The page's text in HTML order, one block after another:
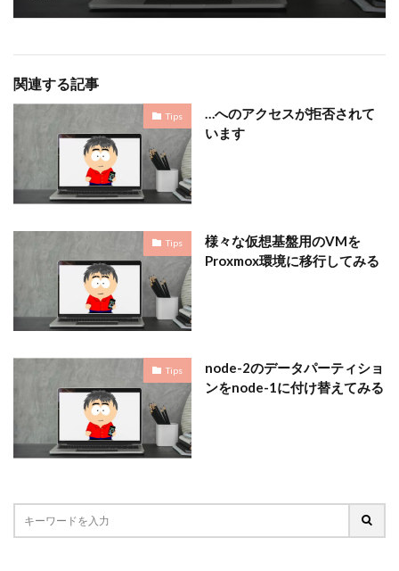
関連する記事
Tips
…へのアクセスが拒否されて
います
Tips
様々な仮想基盤用のVMを
Proxmox環境に移行してみる
Tips
node-2のデータパーティショ
ンをnode-1に付け替えてみる